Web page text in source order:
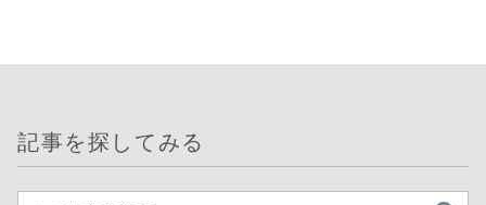
記事を探してみる